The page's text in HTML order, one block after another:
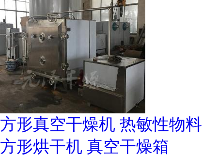
方形真空干燥机 热敏性物料
方形烘干机 真空干燥箱